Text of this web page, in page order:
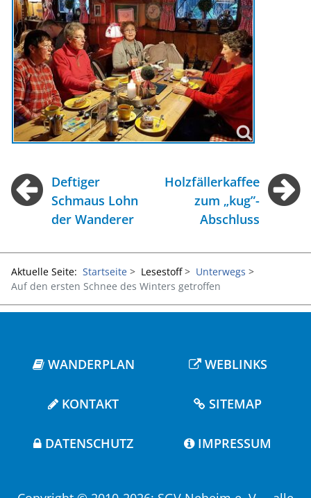
Deftiger
Schmaus Lohn
der Wanderer
Holzfällerkaffee
zum „kug”-
Abschluss
Aktuelle Seite: Startseite Lesestoff
Unterwegs
Auf den ersten Schnee des Winters getroffen
WANDERPLAN WEBLINKS
KONTAKT SITEMAP
DATENSCHUTZ IMPRESSUM